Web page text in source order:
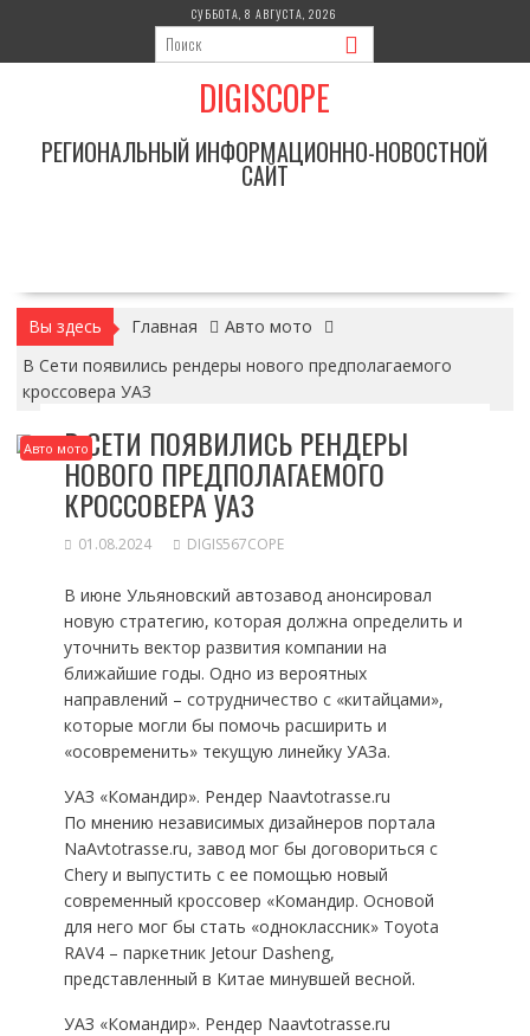
содержимому
СУББОТА, 8 АВГУСТА, 2026
DIGISCOPE
РЕГИОНАЛЬНЫЙ ИНФОРМАЦИОННО-НОВОСТНОЙ
САЙТ
Вы здесь Главная
Авто мото
В Сети появились рендеры нового предполагаемого
кроссовера УАЗ
Авто мотоВ СЕТИ ПОЯВИЛИСЬ РЕНДЕРЫ
НОВОГО ПРЕДПОЛАГАЕМОГО
КРОССОВЕРА УАЗ
01.08.2024 DIGIS567COPE
В июне Ульяновский автозавод анонсировал
новую стратегию, которая должна определить и
уточнить вектор развития компании на
ближайшие годы. Одно из вероятных
направлений – сотрудничество с «китайцами»,
которые могли бы помочь расширить и
«осовременить» текущую линейку УАЗа.
УАЗ «Командир». Рендер Naavtotrasse.ru
По мнению независимых дизайнеров портала
NaAvtotrasse.ru, завод мог бы договориться с
Chery и выпустить с ее помощью новый
современный кроссовер «Командир. Основой
для него мог бы стать «одноклассник» Toyota
RAV4 – паркетник Jetour Dasheng,
представленный в Китае минувшей весной.
УАЗ «Командир». Рендер Naavtotrasse.ru